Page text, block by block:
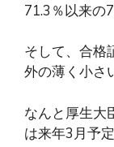
71.3％以来の
そして、合格
外の薄く小さ
なんと厚生大
は来年3月予